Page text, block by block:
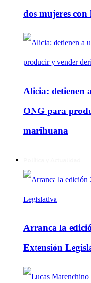
dos mujeres con
Alicia: detienen
ONG para
marihuana
Arranca la
Extensión